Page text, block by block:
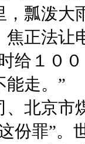
瓢泼大
正法让
给１０
能走。”
北京市
份罪”。